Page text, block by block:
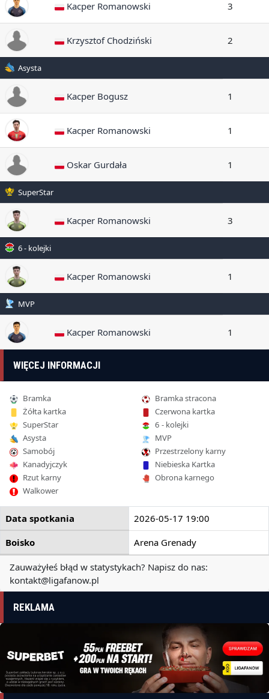
Kacper Romanowski 3
Krzysztof Chodziński 2
Asysta
Kacper Bogusz 1
Kacper Romanowski 1
Oskar Gurdała 1
SuperStar
Kacper Romanowski 3
6 - kolejki
Kacper Romanowski 1
MVP
Kacper Romanowski 1
WIĘCEJ INFORMACJI
Bramka
Bramka stracona
Żółta kartka
Czerwona kartka
SuperStar
6 - kolejki
Asysta
MVP
Samobój
Przestrzelony karny
Kanadyjczyk
Niebieska Kartka
Rzut karny
Obrona karnego
Walkower
Data spotkania
2026-05-17 19:00
Boisko
Arena Grenady
Zauważyłeś błąd w statystykach? Napisz do nas:
kontakt@ligafanow.pl
REKLAMA